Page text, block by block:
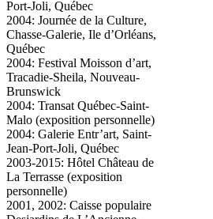
Port-Joli, Québec
2004: Journée de la Culture,
Chasse-Galerie, Ile d’Orléans,
Québec
2004: Festival Moisson d’art,
Tracadie-Sheila, Nouveau-
Brunswick
2004: Transat Québec-Saint-
Malo (exposition personnelle)
2004: Galerie Entr’art, Saint-
Jean-Port-Joli, Québec
2003-2015: Hôtel Château de
La Terrasse (exposition
personnelle)
2001, 2002: Caisse populaire